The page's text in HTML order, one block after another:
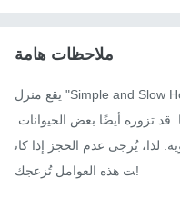
ملاحظات هامة
يقع منزل "Simple and Slow Homestay" في الريف، لذا من المحتمل أ
لذا، يُرجى عدم الحجز إذا كان
ت هذه العوامل تُزعجك!